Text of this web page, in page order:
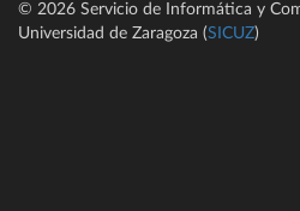
© 2026 Servicio de Informática y
Universidad de Zaragoza (SICUZ)